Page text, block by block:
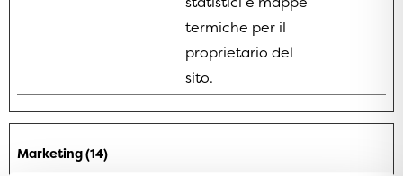
termiche per il
proprietario del
sito.
Marketing (14)